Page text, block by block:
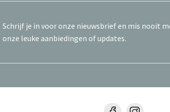
Schrijf je in voor onze nieuwsbrief en mis nooit
onze leuke aanbiedingen of updates.